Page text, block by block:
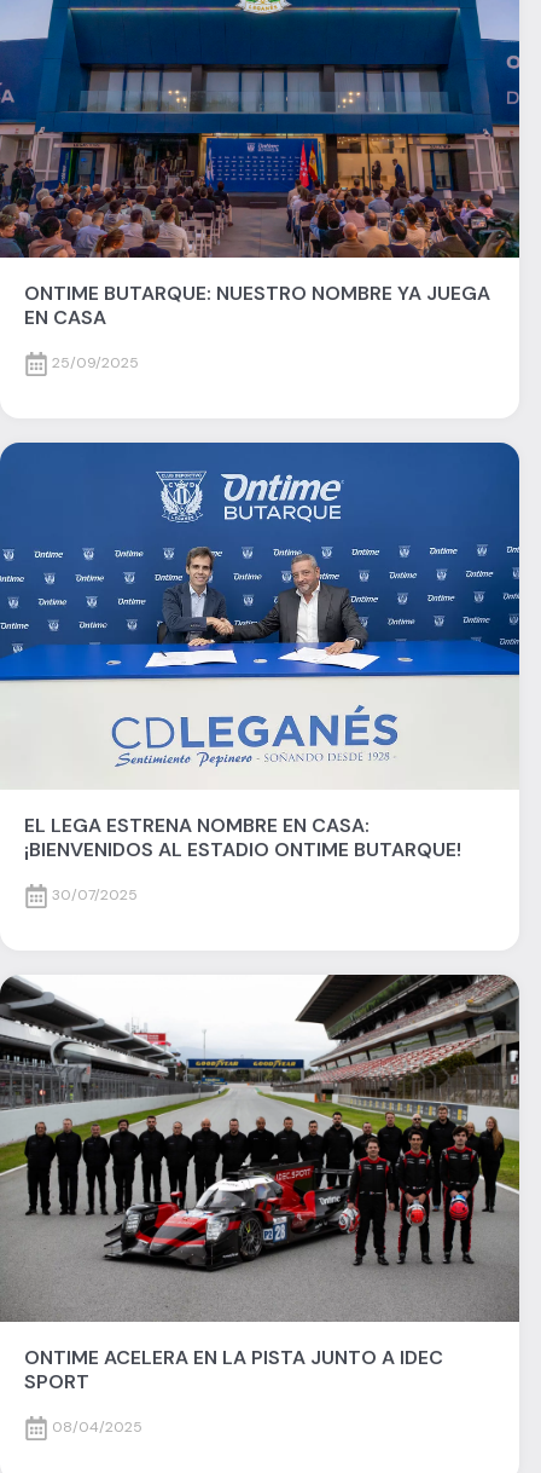
ONTIME BUTARQUE: NUESTRO NOMBRE YA JUEGA
EN CASA
25/09/2025
EL LEGA ESTRENA NOMBRE EN CASA:
¡BIENVENIDOS AL ESTADIO ONTIME BUTARQUE!
30/07/2025
ONTIME ACELERA EN LA PISTA JUNTO A IDEC
SPORT
08/04/2025